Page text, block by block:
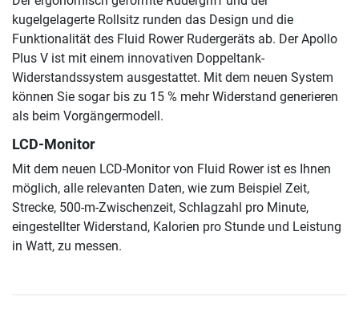
kugelgelagerte Rollsitz runden das Design und die
Funktionalität des Fluid Rower Rudergeräts ab. Der Apollo
Plus V ist mit einem innovativen Doppeltank-
Widerstandssystem ausgestattet. Mit dem neuen System
können Sie sogar bis zu 15 % mehr Widerstand generieren
als beim Vorgängermodell.
LCD-Monitor
Mit dem neuen LCD-Monitor von Fluid Rower ist es Ihnen
möglich, alle relevanten Daten, wie zum Beispiel Zeit,
Strecke, 500-m-Zwischenzeit, Schlagzahl pro Minute,
eingestellter Widerstand, Kalorien pro Stunde und Leistung
in Watt, zu messen.